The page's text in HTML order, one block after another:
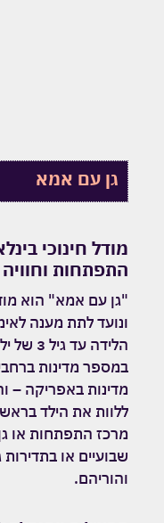
גן עם אמא
מודל חינוכי
התפתחות וחוויה
"גן עם אמא" הוא
ונועד לתת מענה
הלידה
במספר מדינות
מדינות באפריקה –
ללוות את הילד
מרכז התפתחות או
שבועיים או
והוריהם.